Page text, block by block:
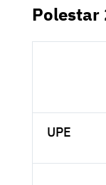
Polestar
UPE